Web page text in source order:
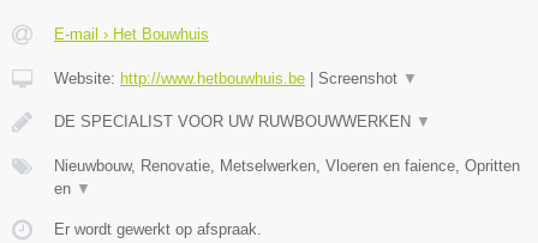
E-mail › Het Bouwhuis
Website: http://www.hetbouwhuis.be Screenshot ▼
DE SPECIALIST VOOR UW RUWBOUWWERKEN ▼
Nieuwbouw, Renovatie, Metselwerken, Vloeren en faience, Opritten
en ▼
Er wordt gewerkt op afspraak.